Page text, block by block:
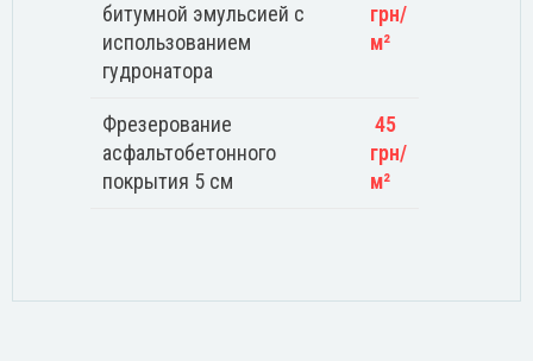
битумной эмульсией с
использованием
гудронатора
грн/
м²
Фрезерование
асфальтобетонного
покрытия 5 см
45
грн/
м²